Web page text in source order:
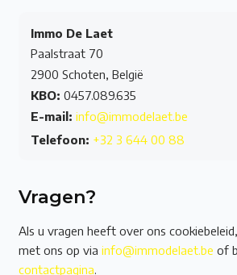
Immo De Laet
Paalstraat 70
2900 Schoten, België
KBO: 0457.089.635
E-mail: info@immodelaet.be
Telefoon: +32 3 644 00 88
Vragen?
Als u vragen heeft over ons
met ons op via info@immodelaet.be of
contactpagina.